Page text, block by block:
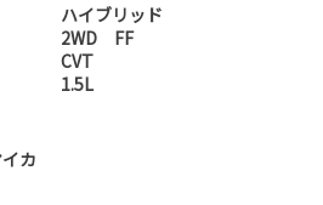
ハイブリッド
2WD FF
CVT
1.5L
カ